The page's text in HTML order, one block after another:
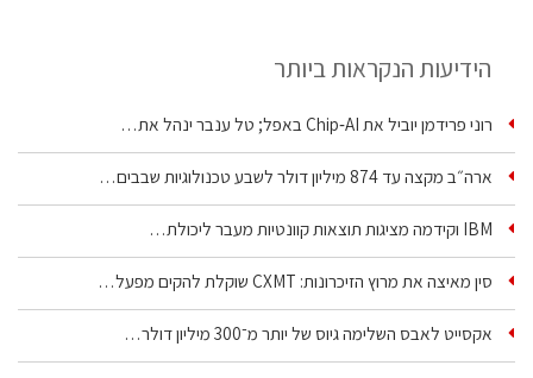
הידיעות הנקראות ביותר
רוני פרידמן יוביל את Chip‑AI באפל; טל ענבר ינהל את…
ארה״ב מקצה עד 874 מיליון דולר לשבע טכנולוגיות שבבים…
IBM וקידמה מציגות תוצאות קוונטיות מעבר ליכולת…
סין מאיצה את מרוץ הזיכרונות: CXMT שוקלת להקים מפעל…
אקסייט לאבס השלימה גיוס של יותר מ־300 מיליון דולר…